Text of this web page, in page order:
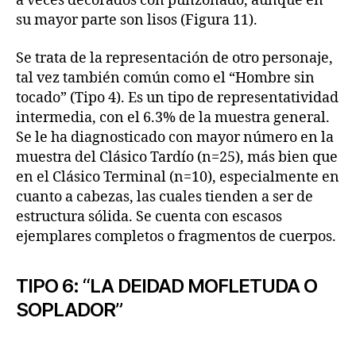
su mayor parte son lisos (Figura 11).
Se trata de la representación de otro personaje,
tal vez también común como el “Hombre sin
tocado” (Tipo 4). Es un tipo de representatividad
intermedia, con el 6.3% de la muestra general.
Se le ha diagnosticado con mayor número en la
muestra del Clásico Tardío (n=25), más bien que
en el Clásico Terminal (n=10), especialmente en
cuanto a cabezas, las cuales tienden a ser de
estructura sólida. Se cuenta con escasos
ejemplares completos o fragmentos de cuerpos.
TIPO 6: “LA DEIDAD MOFLETUDA O
SOPLADOR”